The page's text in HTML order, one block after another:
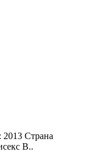
2013 Страна
В..